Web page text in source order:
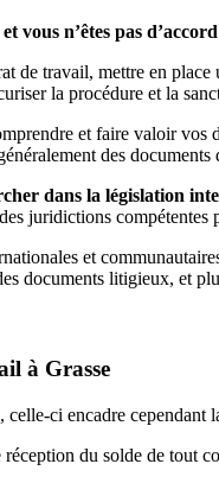
vous n’êtes pas
de travail, mettre en
la procédure et la
et faire valoir
des
dans la législation
juridictions
et
documents litigieux, et
à Grasse
ci encadre
du solde de tout